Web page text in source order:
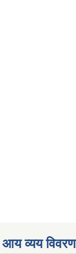
आय व्यय विवरण